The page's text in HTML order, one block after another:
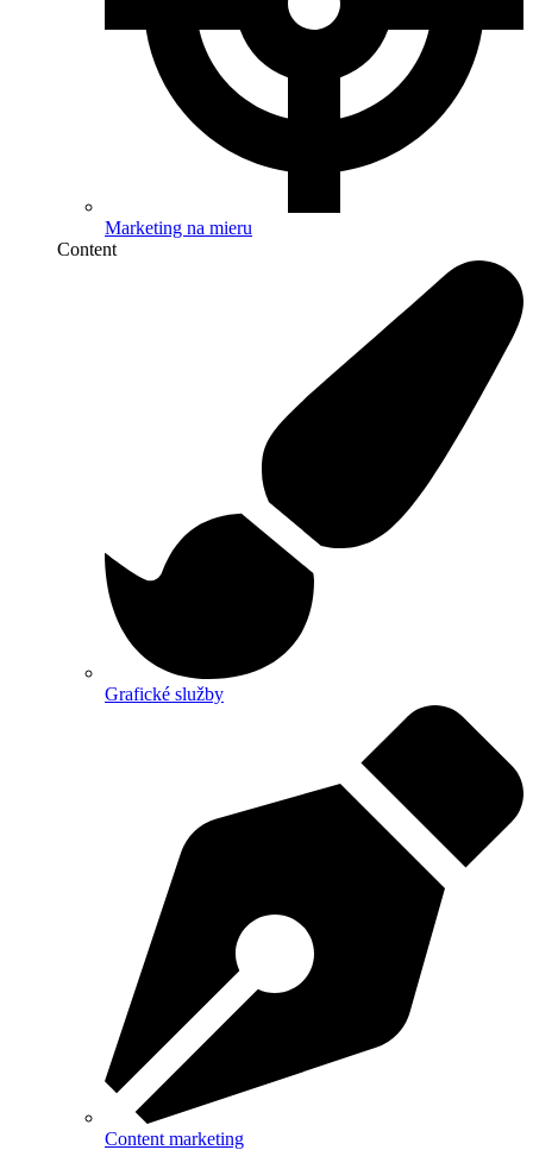
Marketing na mieru
Content
Grafické služby
Content marketing